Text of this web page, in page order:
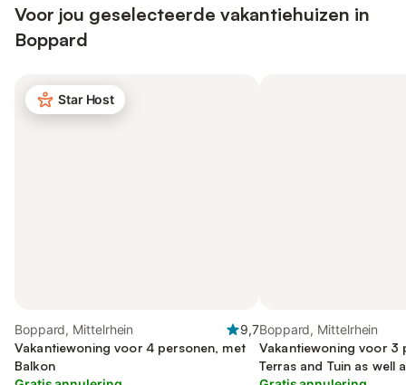
Voor jou geselecteerde vakantiehuizen in
Boppard
Star Host
Boppard, Mittelrhein
9,7
Vakantiewoning voor 4 personen, met
Balkon
Boppard, Mittelrhein
Vakantiewoning voor 3
Terras and Tuin as well